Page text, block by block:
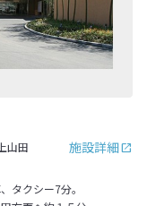
施設詳細
山田
タクシー7分。